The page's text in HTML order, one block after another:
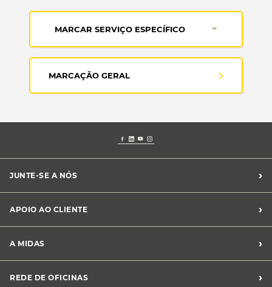
MARCAR SERVIÇO ESPECÍFICO
MARCAÇÃO GERAL
JUNTE-SE A NÓS ›
Franchising Midas
APOIO AO CLIENTE ›
Livro de Reclamações
Canal de Denúncias
Perguntas Frequentes
A MIDAS ›
Sustentabilidade
REDE DE OFICINAS ›